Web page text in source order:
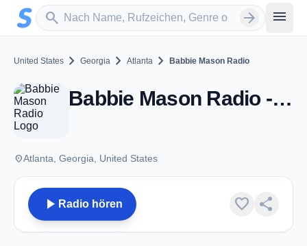
Zum Hauptinhalt springen
search
Sender suchen arrow_forward menu
United States chevron_right Georgia chevron_right Atlanta chevron_right Babbie Mason Radio
Babbie Mason Radio - Atlanta, GA
placeAtlanta, Georgia, United States
play_arrow Radio hören favorite share